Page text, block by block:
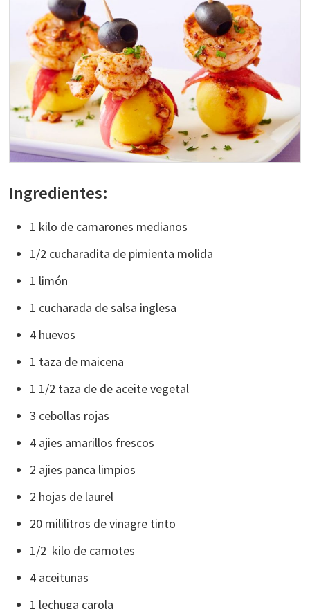
Ingredientes:
1 kilo de camarones medianos
1/2 cucharadita de pimienta molida
1 limón
1 cucharada de salsa inglesa
4 huevos
1 taza de maicena
1 1/2 taza de de aceite vegetal
3 cebollas rojas
4 ajies amarillos frescos
2 ajies panca limpios
2 hojas de laurel
20 mililitros de vinagre tinto
1/2 kilo de camotes
4 aceitunas
1 lechuga carola